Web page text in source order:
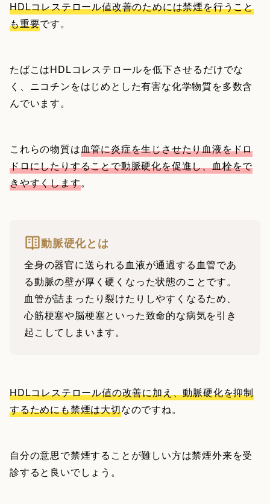
HDLコレステロール値改善のためには禁煙を行うこと
も重要です。
たばこはHDLコレステロールを低下させるだけでな
く、ニコチンをはじめとした有害な化学物質を多数含
んでいます。
これらの物質は血管に炎症を生じさせたり血液をドロ
ドロにしたりすることで動脈硬化を促進し、血栓をで
きやすくします。
動脈硬化とは
全身の器官に送られる血液が通過する血管であ
る動脈の壁が厚く硬くなった状態のことです。
血管が詰まったり裂けたりしやすくなるため、
心筋梗塞や脳梗塞といった致命的な病気を引き
起こしてしまいます。
HDLコレステロール値の改善に加え、動脈硬化を抑制
するためにも禁煙は大切なのですね。
自分の意思で禁煙することが難しい方は禁煙外来を受
診すると良いでしょう。